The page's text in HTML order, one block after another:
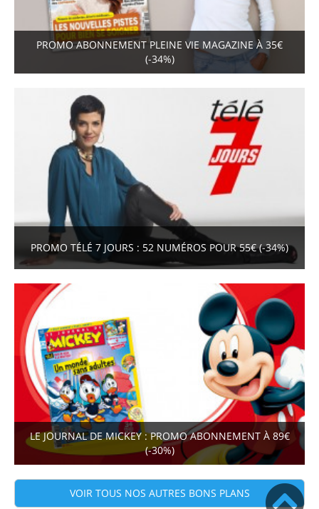
PROMO ABONNEMENT PLEINE VIE MAGAZINE À 35€
(-34%)
PROMO TÉLÉ 7 JOURS : 52 NUMÉROS POUR 55€ (-34%)
LE JOURNAL DE MICKEY : PROMO ABONNEMENT À 89€
(-30%)
VOIR TOUS NOS AUTRES BONS PLANS